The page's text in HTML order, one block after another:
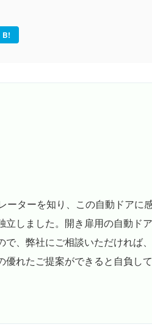
B!
ーターを知り、この自動ドアに
立しました。開き扉用の自動ド
で、弊社にご相談いただければ
優れたご提案ができると自負し